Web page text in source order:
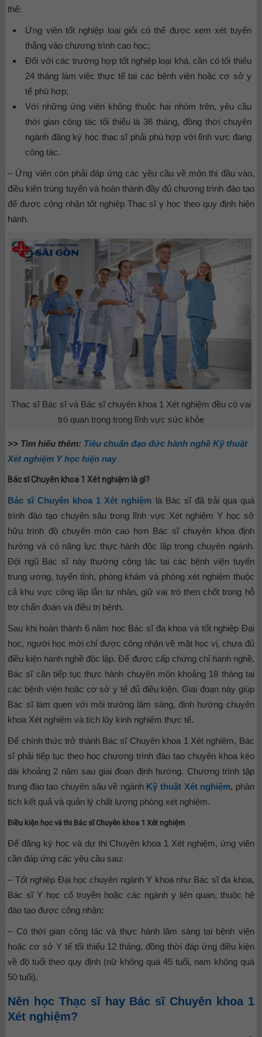
thể:
Ứng viên tốt nghiệp loại giỏi có thể được xem xét tuyển
thẳng vào chương trình cao học;
Đối với các trường hợp tốt nghiệp loại khá, cần có tối thiểu
24 tháng làm việc thực tế tại các bệnh viện hoặc cơ sở y
tế phù hợp;
Với những ứng viên không thuộc hai nhóm trên, yêu cầu
thời gian công tác tối thiểu là 36 tháng, đồng thời chuyên
ngành đăng ký học thạc sĩ phải phù hợp với lĩnh vực đang
công tác.
– Ứng viên còn phải đáp ứng các yêu cầu về môn thi đầu vào,
điều kiện trúng tuyển và hoàn thành đầy đủ chương trình đào tạo
để được công nhận tốt nghiệp Thạc sĩ y học theo quy định hiện
hành.
Thạc sĩ Bác sĩ và Bác sĩ chuyên khoa 1 Xét nghiệm đều có vai
trò quan trọng trong lĩnh vực sức khỏe
>> Tìm hiểu thêm: Tiêu chuẩn đạo đức hành nghề Kỹ thuật
Xét nghiệm Y học hiện nay
Bác sĩ Chuyên khoa 1 Xét nghiệm là gì?
Bác sĩ Chuyên khoa 1 Xét nghiệm là Bác sĩ đã trải qua quá
trình đào tạo chuyên sâu trong lĩnh vực Xét nghiệm Y học sở
hữu trình độ chuyên môn cao hơn Bác sĩ chuyên khoa định
hướng và có năng lực thực hành độc lập trong chuyên ngành.
Đội ngũ Bác sĩ này thường công tác tại các bệnh viện tuyến
trung ương, tuyến tỉnh, phòng khám và phòng xét nghiệm thuộc
cả khu vực công lập lẫn tư nhân, giữ vai trò then chốt trong hỗ
trợ chẩn đoán và điều trị bệnh.
Sau khi hoàn thành 6 năm học Bác sĩ đa khoa và tốt nghiệp Đại
học, người học mới chỉ được công nhận về mặt học vị, chưa đủ
điều kiện hành nghề độc lập. Để được cấp chứng chỉ hành nghề,
Bác sĩ cần tiếp tục thực hành chuyên môn khoảng 18 tháng tại
các bệnh viện hoặc cơ sở y tế đủ điều kiện. Giai đoạn này giúp
Bác sĩ làm quen với môi trường lâm sàng, định hướng chuyên
khoa Xét nghiệm và tích lũy kinh nghiệm thực tế.
Để chính thức trở thành Bác sĩ Chuyên khoa 1 Xét nghiệm, Bác
sĩ phải tiếp tục theo học chương trình đào tạo chuyên khoa kéo
dài khoảng 2 năm sau giai đoạn định hướng. Chương trình tập
trung đào tạo chuyên sâu về ngành Kỹ thuật Xét nghiệm, phân
tích kết quả và quản lý chất lượng phòng xét nghiệm.
Điều kiện học và thi Bác sĩ Chuyên khoa 1 Xét nghiệm
Để đăng ký học và dự thi Chuyên khoa 1 Xét nghiệm, ứng viên
cần đáp ứng các yêu cầu sau:
– Tốt nghiệp Đại học chuyên ngành Y khoa như Bác sĩ đa khoa,
Bác sĩ Y học cổ truyền hoặc các ngành y liên quan, thuộc hệ
đào tạo được công nhận;
– Có thời gian công tác và thực hành lâm sàng tại bệnh viện
hoặc cơ sở Y tế tối thiểu 12 tháng, đồng thời đáp ứng điều kiện
về độ tuổi theo quy định (nữ không quá 45 tuổi, nam không quá
50 tuổi).
Nên học Thạc sĩ hay Bác sĩ Chuyên khoa 1
Xét nghiệm?